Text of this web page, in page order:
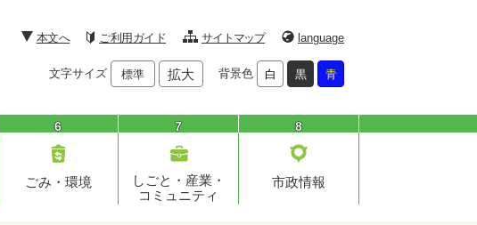
本文へ ご利用ガイド サイトマップ language
文字サイズ 標準 拡大 背景色 白 黒 青
6
ごみ・環境
7
しごと・産業・
コミュニティ
8
市政情報